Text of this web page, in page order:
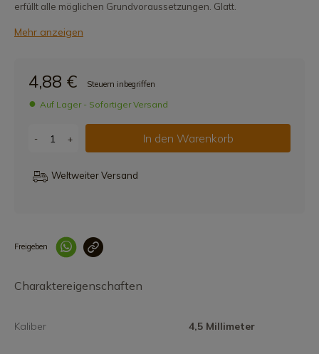
erfüllt alle möglichen Grundvoraussetzungen. Glatt.
Mehr anzeigen
4,88 € Steuern inbegriffen
Auf Lager - Sofortiger Versand
- + In den Warenkorb
Weltweiter Versand
Freigeben
Charaktereigenschaften
Kaliber 4,5 Millimeter